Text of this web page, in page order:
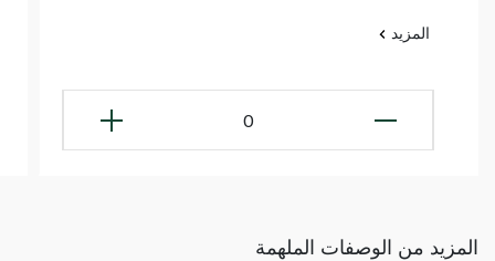
المزيد
0
المزيد من الوصفات الملهمة